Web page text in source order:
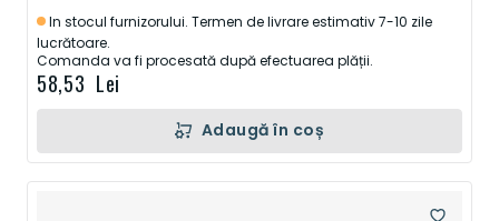
In stocul furnizorului. Termen de livrare estimativ 7-10 zile
lucrătoare.
Comanda va fi procesată după efectuarea plății.
58,53 Lei
Adaugă în coș